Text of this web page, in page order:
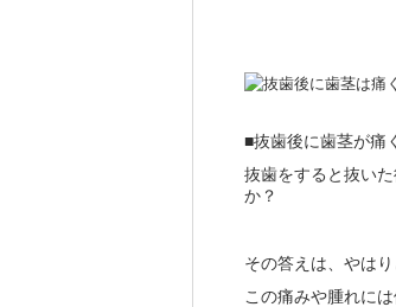
■抜歯後に歯茎が痛
抜歯をすると抜い
か？
その答えは、やは
この痛みや腫れに